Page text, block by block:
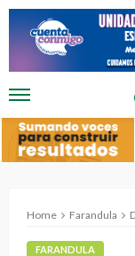
Home Farandula
FARANDULA